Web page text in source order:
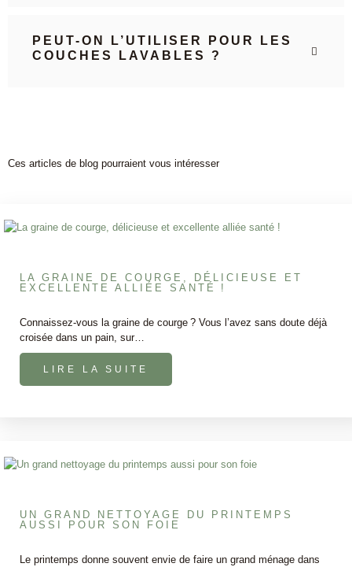
PEUT-ON L’UTILISER POUR LES
COUCHES LAVABLES ?
Ces articles de blog pourraient vous intéresser
LA GRAINE DE COURGE, DÉLICIEUSE ET
EXCELLENTE ALLIÉE SANTÉ !
Connaissez-vous la graine de courge ? Vous l’avez sans doute déjà
croisée dans un pain, sur…
LIRE LA SUITE
UN GRAND NETTOYAGE DU PRINTEMPS
AUSSI POUR SON FOIE
Le printemps donne souvent envie de faire un grand ménage dans